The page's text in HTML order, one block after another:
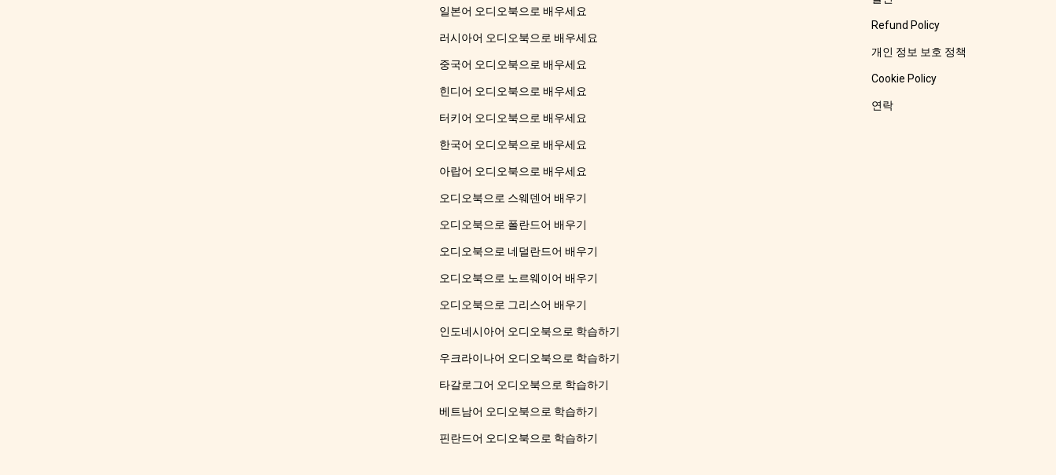
일본어 오디오북으로 배우세요
러시아어 오디오북으로 배우세요
중국어 오디오북으로 배우세요
힌디어 오디오북으로 배우세요
터키어 오디오북으로 배우세요
한국어 오디오북으로 배우세요
아랍어 오디오북으로 배우세요
오디오북으로 스웨덴어 배우기
오디오북으로 폴란드어 배우기
오디오북으로 네덜란드어 배우기
오디오북으로 노르웨이어 배우기
오디오북으로 그리스어 배우기
인도네시아어 오디오북으로 학습하기
우크라이나어 오디오북으로 학습하기
타갈로그어 오디오북으로 학습하기
베트남어 오디오북으로 학습하기
핀란드어 오디오북으로 학습하기
Refund Policy
개인 정보 보호 정책
Cookie Policy
연락